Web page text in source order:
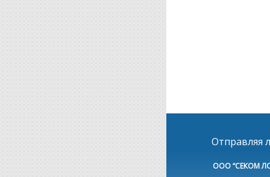
Отправляя
ООО “СЕКОМ